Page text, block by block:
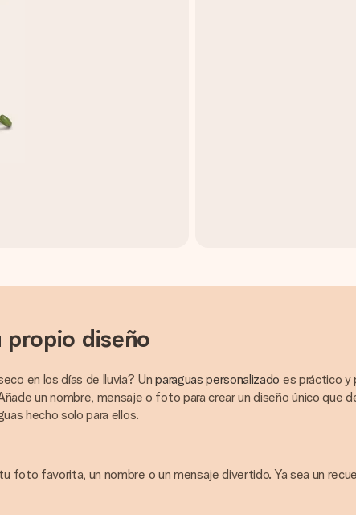
diseño
en los días de lluvia? Unparaguas personalizado es práctico y
un nombre, mensaje o foto para crear un diseño único que
hecho solo para ellos.
foto favorita, un nombre o un mensaje divertido. Ya sea un